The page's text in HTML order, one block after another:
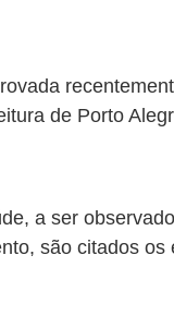
de Porto
a ser
são citados